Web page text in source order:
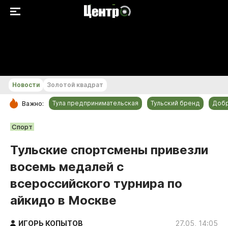
РУБРИКИ
Происшествия
Спорт
Тульский бренд
Тула предпринимательская
Новости Золотой квадрат
Важно: Тула предпринимательская Тульский бренд
Спорт
Тульские спортсмены привезли
восемь медалей с
всероссийского турнира по
айкидо в Москве
ИГОРЬ КОПЫТОВ 27.05, 14:05